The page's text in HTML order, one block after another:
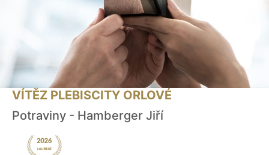
VÍTĚZ PLEBISCITY ORLOVÉ
Potraviny - Hamberger Jiří